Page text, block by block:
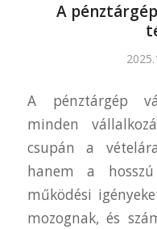
A
A pénztárgép
minden
csupán a
hanem a
működési
mozognak, és